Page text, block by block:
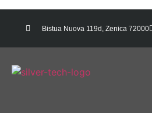
Bistua Nuova 119d, Zenica 72000